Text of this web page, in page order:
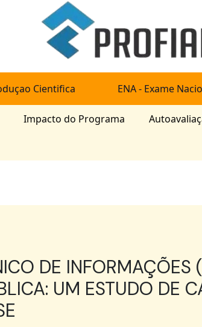
Cientifica ENA - Exame
Impacto do Programa
DE INFORMAÇÕES
UM ESTUDO DE